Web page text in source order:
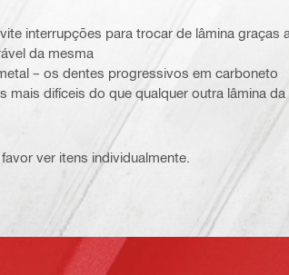
interrupções para trocar de lâmina graças
da mesma
– os dentes progressivos em carboneto
mais difíceis do que qualquer outra lâmina da
ver itens individualmente.